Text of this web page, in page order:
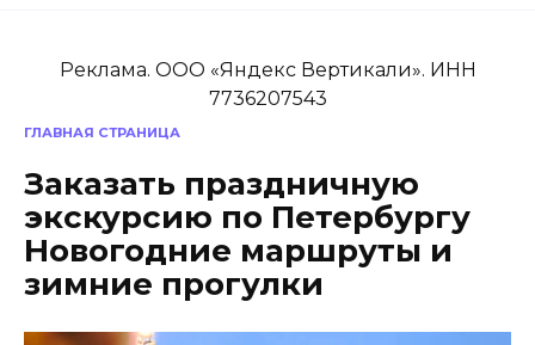
Реклама. ООО «Яндекс Вертикали». ИНН
7736207543
ГЛАВНАЯ СТРАНИЦА
Заказать праздничную
экскурсию по Петербургу
Новогодние маршруты и
зимние прогулки